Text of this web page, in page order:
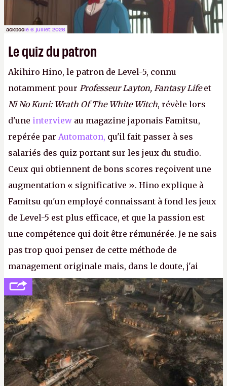
ackboole 6 juillet 2026
Le quiz du patron
Akihiro Hino, le patron de Level-5, connu
notamment pour Professeur Layton, Fantasy Lifeet
Ni No Kuni: Wrath Of The White Witch, révèle lors
d'une interview au magazine japonais Famitsu,
repérée par Automaton, qu'il fait passer à ses
salariés des quiz portant sur les jeux du studio.
Ceux qui obtiennent de bons scores reçoivent une
augmentation « significative ». Hino explique à
Famitsu qu'un employé connaissant à fond les jeux
de Level-5 est plus efficace, et que la passion est
une compétence qui doit être rémunérée. Je ne sais
pas trop quoi penser de cette méthode de
management originale mais, dans le doute, j'ai
décidé d'apprendre par cœur les 300 derniers
numéros deCanard PCavant de demander une
augmentation à Ivan Le Fou.A.